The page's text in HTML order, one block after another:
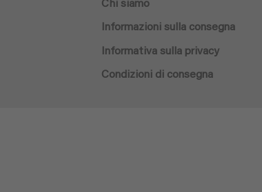
Chi siamo
Informazioni sulla consegna
Informativa sulla privacy
Condizioni di consegna